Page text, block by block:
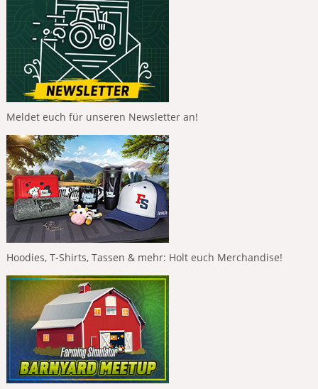
Meldet euch für unseren Newsletter an!
Hoodies, T-Shirts, Tassen & mehr: Holt euch Merchandise!